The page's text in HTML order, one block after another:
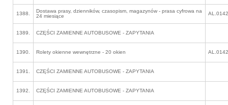
1388.
Dostawa prasy, dzienników, czasopism, magazynów - prasa cyfrowa na
24 miesiące
1389. CZĘŚCI ZAMIENNE AUTOBUSOWE - ZAPYTANIA
1390. Rolety okienne wewnętrzne - 20 okien
1391. CZĘŚCI ZAMIENNE AUTOBUSOWE - ZAPYTANIA
1392. CZĘŚCI ZAMIENNE AUTOBUSOWE - ZAPYTANIA